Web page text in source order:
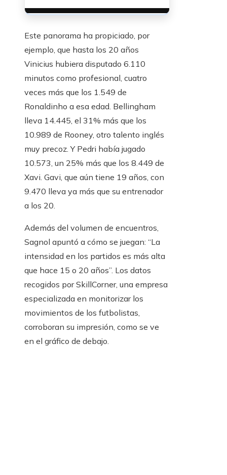
Este panorama ha propiciado, por
ejemplo, que hasta los 20 años
Vinicius hubiera disputado 6.110
minutos como profesional, cuatro
veces más que los 1.549 de
Ronaldinho a esa edad. Bellingham
lleva 14.445, el 31% más que los
10.989 de Rooney, otro talento inglés
muy precoz. Y Pedri había jugado
10.573, un 25% más que los 8.449 de
Xavi. Gavi, que aún tiene 19 años, con
9.470 lleva ya más que su entrenador
a los 20.
Además del volumen de encuentros,
Sagnol apuntó a cómo se juegan: “La
intensidad en los partidos es más alta
que hace 15 o 20 años”. Los datos
recogidos por SkillCorner, una empresa
especializada en monitorizar los
movimientos de los futbolistas,
corroboran su impresión, como se ve
en el gráfico de debajo.